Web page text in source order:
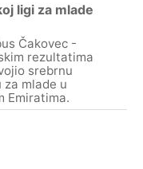
ligi za mlade
Čakovec -
rezultatima
srebrnu
mlade u
Emiratima.